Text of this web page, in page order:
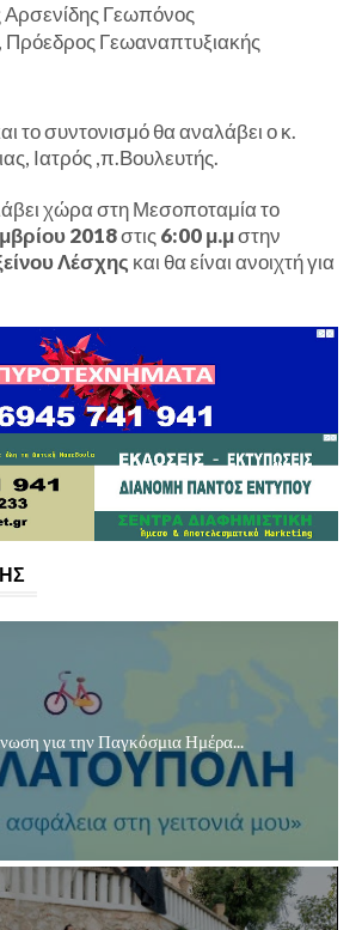
Γεωπόνος
Γεωαναπτυξιακής
το συντονισμό θα αναλάβει ο κ.
Ιατρός ,π.Βουλευτής.
χώρα στη Μεσοποταμία το
2018στις 6:00 μ.μστην
Λέσχης και θα είναι ανοιχτή για
για την Παγκόσμια Ημέρα...